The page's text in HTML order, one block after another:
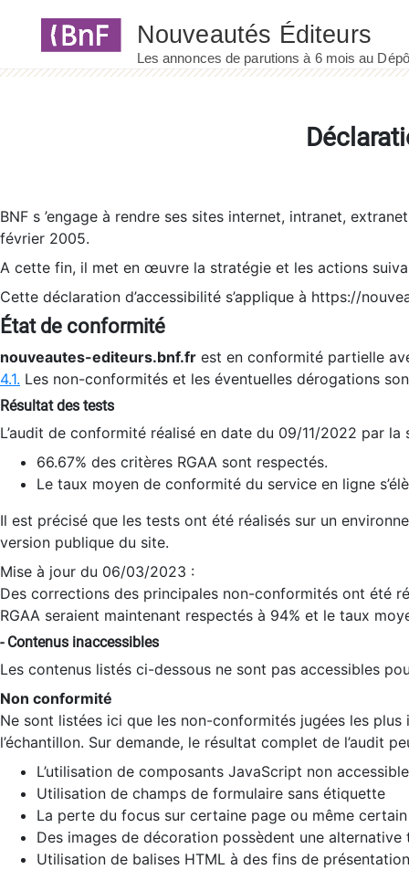
BNF s ’engage à rendre ses sites internet, intranet,
février 2005.
A cette fin, il met en œuvre la stratégie et les actions
Cette déclaration d’accessibilité s’applique à https://
État de conformité
nouveautes-editeurs.bnf.fr est en conformité partielle
4.1. Les non-conformités et les éventuelles dérogations
Résultat des tests
L’audit de conformité réalisé en date du 09/11/2022 par
66.67% des critères RGAA sont respectés.
Le taux moyen de conformité du service en ligne
Il est précisé que les tests ont été réalisés sur un
version publique du site.
Mise à jour du 06/03/2023 :
Des corrections des principales non-conformités ont été
RGAA seraient maintenant respectés à 94% et le taux
- Contenus inaccessibles
Les contenus listés ci-dessous ne sont pas accessibles
Non conformité
Ne sont listées ici que les non-conformités jugées les
l’échantillon. Sur demande, le résultat complet de l’audit
L’utilisation de composants JavaScript non
Utilisation de champs de formulaire sans étiquette
La perte du focus sur certaine page ou même
Des images de décoration possèdent une alternative
Utilisation de balises HTML à des fins de